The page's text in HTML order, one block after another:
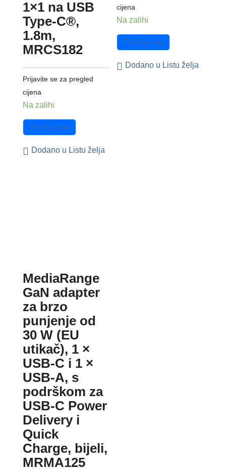
1×1 na USB
Type-C®,
1.8m,
MRCS182
Prijavite se za pregled
cijena
Na zalihi
Pročitaj više
Dodano u Listu želja
cijena
Na zalihi
Pročitaj više
Dodano u Listu želja
MediaRange
GaN adapter
za brzo
punjenje od
30 W (EU
utikač), 1 ×
USB-C i 1 ×
USB-A, s
podrškom za
USB-C Power
Delivery i
Quick
Charge, bijeli,
MRMA125